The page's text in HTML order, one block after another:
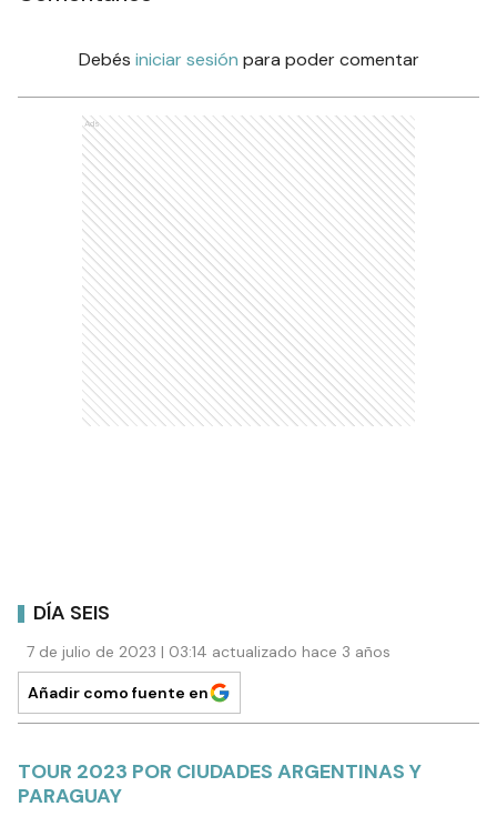
Debés iniciar sesión para poder comentar
Ads
DÍA SEIS
7 de julio de 2023 | 03:14 actualizado hace 3 años
Añadir como fuente en
TOUR 2023 POR CIUDADES ARGENTINAS Y
PARAGUAY